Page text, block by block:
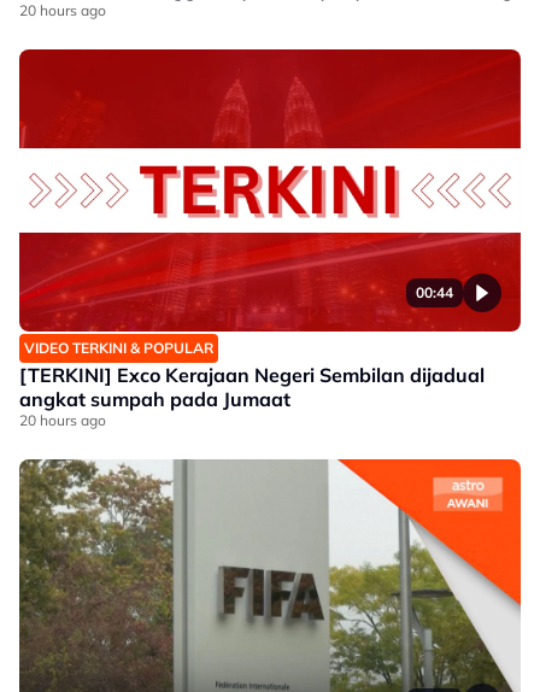
20 hours ago
00:44
VIDEO TERKINI & POPULAR
[TERKINI] Exco Kerajaan Negeri Sembilan dijadual
angkat sumpah pada Jumaat
20 hours ago